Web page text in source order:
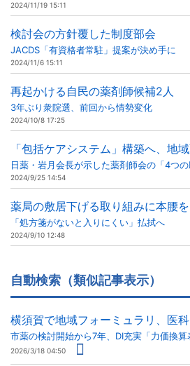
2024/11/19 15:11
検討会の方針覆した制度部会
JACDS「有資格者常駐」提案が決め手に
2024/11/6 15:11
再起かける自民の薬剤師候補2人
3年ぶり衆院選、前回から情勢変化
2024/10/8 17:25
「包括ケアシステム」構築へ、地
日薬・岩月会長が示した薬剤師会の「4つの
2024/9/25 14:54
薬局の敷居下げる取り組みに本腰を
「処方箋がないと入りにくい」払拭へ
2024/9/10 12:48
自動検索（類似記事表示）
横須賀で地域フォーミュラリ、医
市薬の検討開始から7年、DI充実「力価換算
2026/3/18 04:50